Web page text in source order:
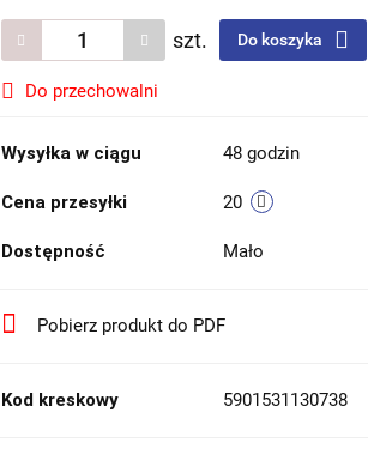
szt. Do koszyka
Do przechowalni
Wysyłka w ciągu 48 godzin
Cena przesyłki 20
Dostępność Mało
Pobierz produkt do PDF
Kod kreskowy 5901531130738